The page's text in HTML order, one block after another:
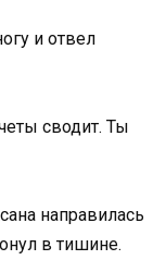
и отвел
сводит. Ты
направилась
в тишине.